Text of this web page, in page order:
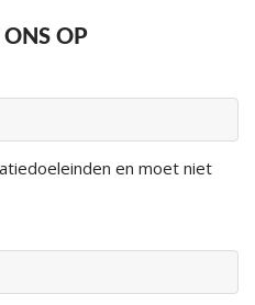
ONS OP
en moet niet